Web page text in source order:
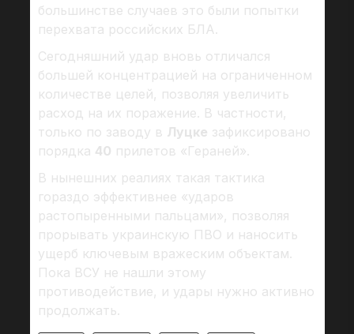
большинстве случаев это были попытки
перехвата российских БЛА.
Сегодняшний удар вновь отличался
большей концентрацией на ограниченном
количестве целей, позволяя увеличить
расход на их поражение. В частности,
только по заводу в Луцке зафиксировано
порядка 40 прилетов «Гераней».
В нынешних реалиях такая тактика
гораздо эффективнее «ударов
растопыренными пальцами», позволяя
прорывать украинскую ПВО и наносить
ущерб ключевым вражеским объектам.
Пока ВСУ не нашли этому
противодействие, и удары нужно активно
продолжать.